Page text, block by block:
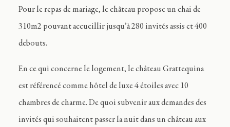
Pour le repas de mariage, le château propose un chai de
310m2 pouvant accueillir jusqu’à 280 invités assis et 400
debouts.
En ce qui concerne le logement, le château Grattequina
est référencé comme hôtel de luxe 4 étoiles avec 10
chambres de charme. De quoi subvenir aux demandes des
invités qui souhaitent passer la nuit dans un château aux